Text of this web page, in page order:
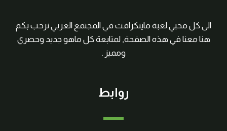
الى كل محبي لعبة ماينكرافت في المجتمع العربي نرحب بكم
هنا معنا في هذه الصفحة, لمتابعة كل ماهو جديد وحصري
ومميز .
روابط